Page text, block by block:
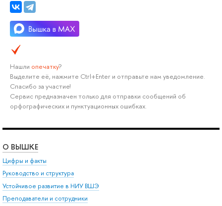
Нашли опечатку?
Выделите её, нажмите Ctrl+Enter и отправьте нам уведомление.
Спасибо за участие!
Сервис предназначен только для отправки сообщений об
орфографических и пунктуационных ошибках.
О ВЫШКЕ
Цифры и факты
Руководство и структура
Устойчивое развитие в НИУ ВШЭ
Преподаватели и сотрудники